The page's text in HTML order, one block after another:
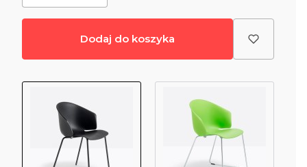
Dodaj do koszyka